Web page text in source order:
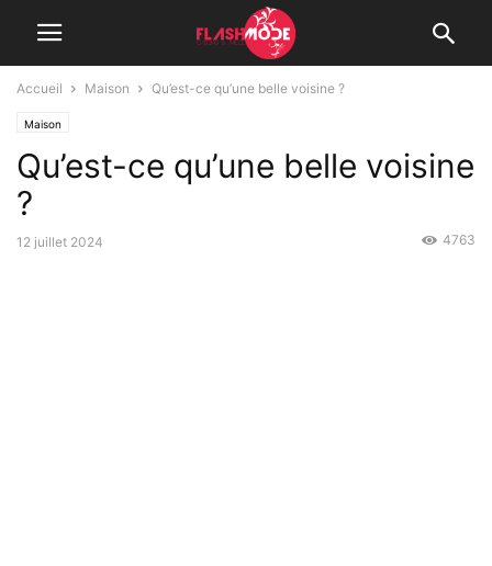
Accueil Maison Qu’est-ce qu’une belle voisine ?
Maison
Qu’est-ce qu’une belle voisine
?
12 juillet 2024 4763